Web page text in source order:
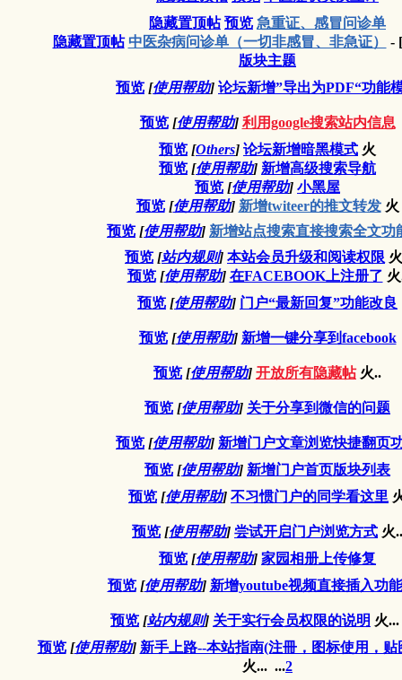
隐藏置顶帖 预览 急重证、感冒问诊单
隐藏置顶帖 中医杂病问诊单（一切非感冒、非急证）
-
版块主题
预览 [使用帮助] 论坛新增”导出为PDF“功能
预览 [使用帮助] 利用google搜索站内信息
预览 [Others] 论坛新增暗黑模式 火
预览 [使用帮助] 新增高级搜索导航
预览 [使用帮助] 小黑屋
预览 [使用帮助] 新增twiteer的推文转发 火
预览 [使用帮助] 新增站点搜索直接搜索全文功
预览 [站内规则] 本站会员升级和阅读权限
预览 [使用帮助] 在FACEBOOK上注册了
预览 [使用帮助] 门户“最新回复”功能改良
预览 [使用帮助] 新增一键分享到facebook
预览 [使用帮助] 开放所有隐藏帖 火..
预览 [使用帮助] 关于分享到微信的问题
预览 [使用帮助] 新增门户文章浏览快捷翻页
预览 [使用帮助] 新增门户首页版块列表
预览 [使用帮助] 不习惯门户的同学看这里
预览 [使用帮助] 尝试开启门户浏览方式 火..
预览 [使用帮助] 家园相册上传修复
预览 [使用帮助] 新增youtube视频直接插入功能
预览 [站内规则] 关于实行会员权限的说明 火...
预览 [使用帮助] 新手上路--本站指南(注冊，图标使用，
火... ...2